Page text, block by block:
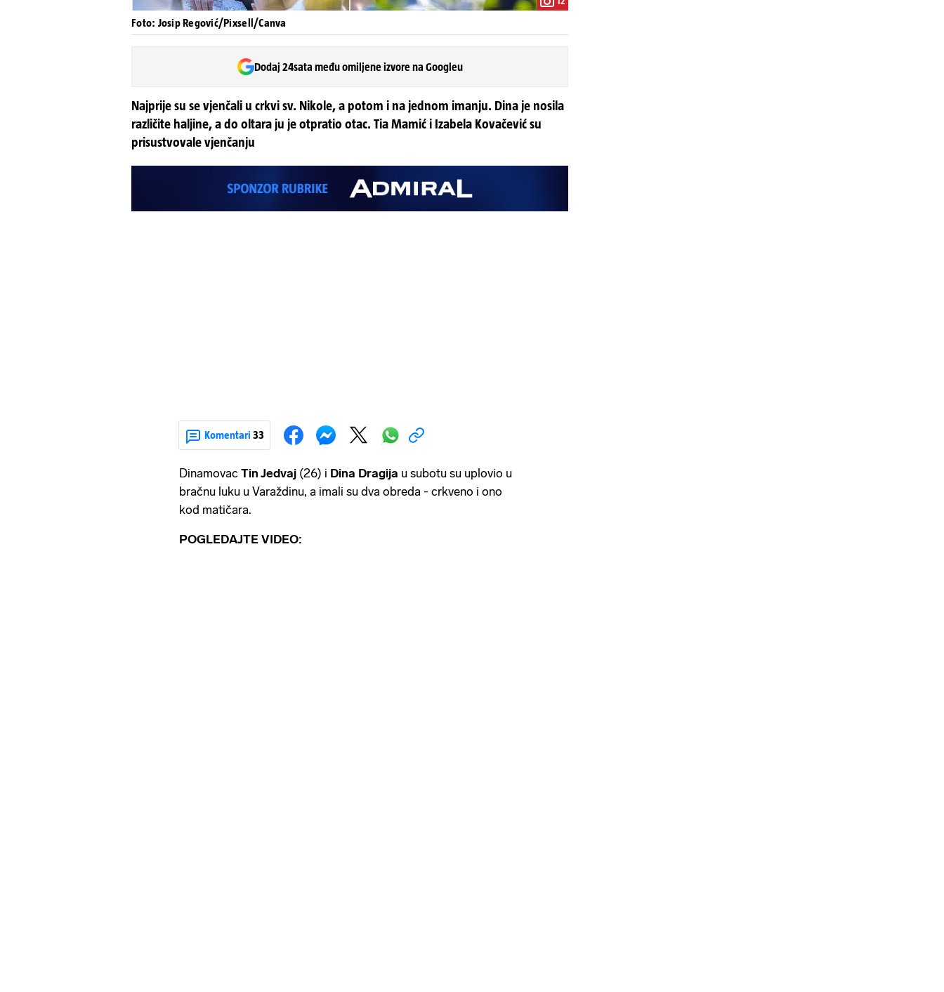
Foto: Josip Regović/Pixsell/Canva
Dodaj 24sata među omiljene izvore na Googleu
Najprije su se vjenčali u crkvi sv. Nikole, a potom i na jednom imanju. Dina je nosila
različite haljine, a do oltara ju je otpratio otac. Tia Mamić i Izabela Kovačević su
prisustvovale vjenčanju
Komentari 33
Dinamovac Tin Jedvaj (26) i Dina Dragija u subotu su uplovio u
bračnu luku u Varaždinu, a imali su dva obreda - crkveno i ono
kod matičara.
POGLEDAJTE VIDEO: